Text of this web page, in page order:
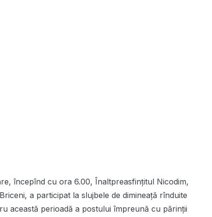
începînd cu ora 6.00, Înaltpreasfințitul Nicodim,
a participat la slujbele de dimineață rînduite
această perioadă a postului împreună cu părinții